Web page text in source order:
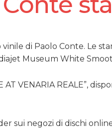
di Paolo Conte. Le
Museum White
AT VENARIA REALE”,
sui negozi di dischi